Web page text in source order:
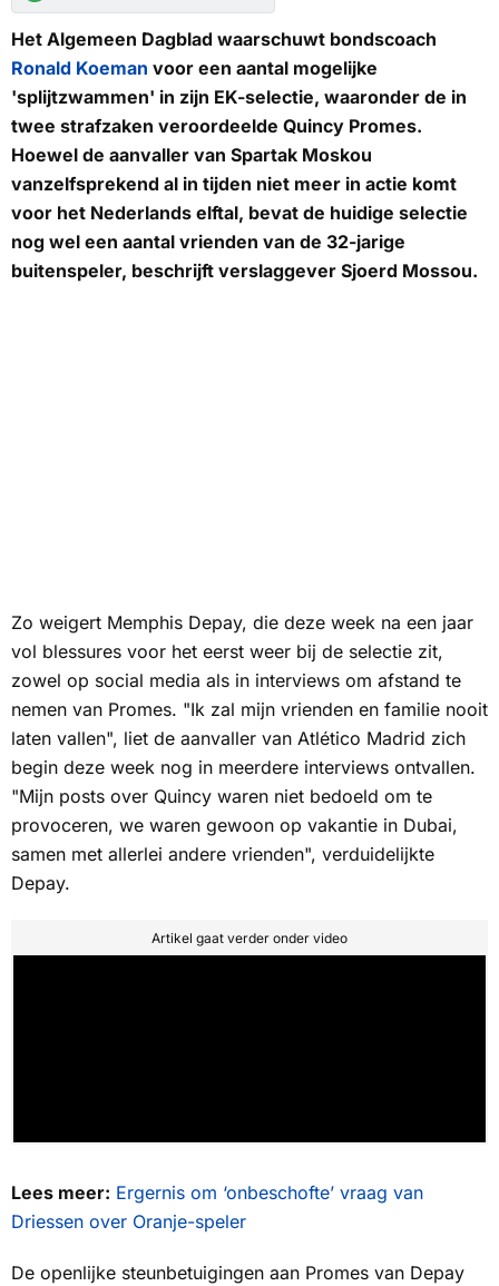
Het Algemeen Dagblad waarschuwt bondscoach
Ronald Koeman voor een aantal mogelijke
'splijtzwammen' in zijn EK-selectie, waaronder de in
twee strafzaken veroordeelde Quincy Promes.
Hoewel de aanvaller van Spartak Moskou
vanzelfsprekend al in tijden niet meer in actie komt
voor het Nederlands elftal, bevat de huidige selectie
nog wel een aantal vrienden van de 32-jarige
buitenspeler, beschrijft verslaggever Sjoerd Mossou.
Zo weigert Memphis Depay, die deze week na een jaar
vol blessures voor het eerst weer bij de selectie zit,
zowel op social media als in interviews om afstand te
nemen van Promes. "Ik zal mijn vrienden en familie nooit
laten vallen", liet de aanvaller van Atlético Madrid zich
begin deze week nog in meerdere interviews ontvallen.
"Mijn posts over Quincy waren niet bedoeld om te
provoceren, we waren gewoon op vakantie in Dubai,
samen met allerlei andere vrienden", verduidelijkte
Depay.
Artikel gaat verder onder video
Lees meer: Ergernis om ‘onbeschofte’ vraag van
Driessen over Oranje-speler
De openlijke steunbetuigingen aan Promes van Depay